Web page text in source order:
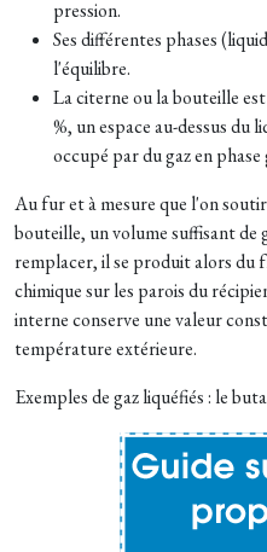
pression.
Ses différentes phases
l'équilibre.
La citerne ou la bouteille
%, un espace au-dessus du
occupé par du gaz en phase
Au fur et à mesure que l'on
bouteille, un volume suffisant de
remplacer, il se produit alors du
chimique sur les parois du
interne conserve une valeur
température extérieure.
Exemples de gaz liquéfiés : le